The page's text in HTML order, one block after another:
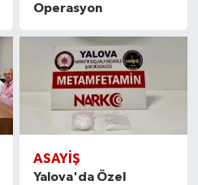
Operasyon
ASAYİŞ
Yalova'da Özel